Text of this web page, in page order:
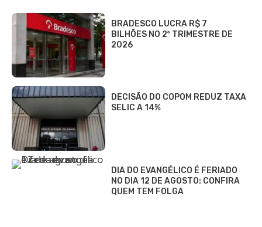
BRADESCO LUCRA R$ 7
BILHÕES NO 2º TRIMESTRE DE
2026
DECISÃO DO COPOM REDUZ TAXA
SELIC A 14%
DIA DO EVANGÉLICO É FERIADO
NO DIA 12 DE AGOSTO: CONFIRA
QUEM TEM FOLGA